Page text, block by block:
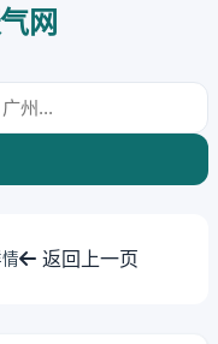
网
返回上一页